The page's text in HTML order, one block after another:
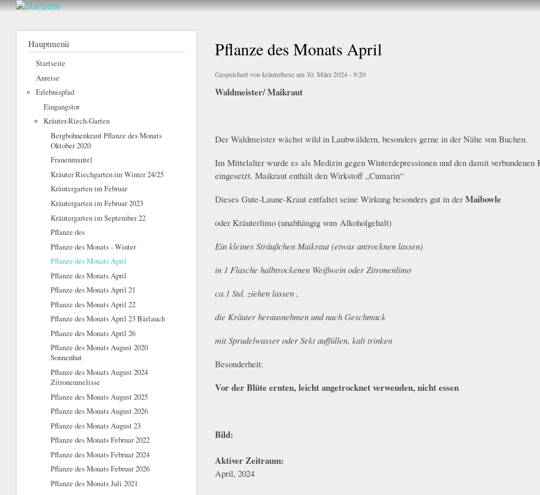
Direkt
Frankenstein
e.V. Pflanze des Monats April
Gespeichert von kräuterhexeam 30. März 2024 - 9:20
Waldmeister/ Maikraut
Der Waldmeister wächst wild in Laubwäldern, besonders gerne in der Nähe von Buchen.
Im Mittelalter wurde es als Medizin gegen Winterdepressionen und den damit
eingesetzt. Maikraut enthält den Wirkstoff „Cumarin“
Dieses Gute-Laune-Kraut entfaltet seine Wirkung besonders gut in der Maibowle
oder Kräuterlimo (unabhängig vom Alkoholgehalt)
Ein kleines Sträußchen Maikraut (etwas antrocknen lassen)
in 1 Flasche halbtrockenen Weißwein oder Zitronenlimo
ca.1 Std. ziehen lassen ,
die Kräuter herausnehmen und nach Geschmack
mit Sprudelwasser oder Sekt auffüllen, kalt trinken
Besonderheit:
Vor der Blüte ernten, leicht angetrocknet verwenden, nicht essen
Bild:
Aktiver Zeitraum:
April, 2024
Hauptmenü
Startseite
Anreise
Erlebnispfad
Eingangstor
Kräuter-Riech-Garten
Bergbohnenkraut Pflanze des Monats
Oktober 2020
Frauenmantel
Kräuter Riechgarten im Winter 24/25
Kräutergarten im Februar
Kräutergarten im Februar 2023
Kräutergarten im September 22
Pflanze des
Pflanze des Monats - Winter
Pflanze des Monats April
Pflanze des Monats April
Pflanze des Monats April 21
Pflanze des Monats April 22
Pflanze des Monats April 23 Bärlauch
Pflanze des Monats April 26
Pflanze des Monats August 2020
Sonnenhut
Pflanze des Monats August 2024
Zitronenmelisse
Pflanze des Monats August 2025
Pflanze des Monats August 2026
Pflanze des Monats August 23
Pflanze des Monats Februar 2022
Pflanze des Monats Februar 2024
Pflanze des Monats Februar 2026
Pflanze des Monats Juli 2021